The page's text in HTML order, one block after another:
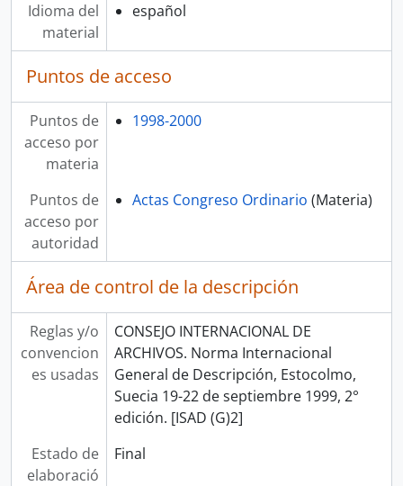
Idioma del
material
español
Puntos de acceso
Puntos de
acceso por
materia
1998-2000
Puntos de
acceso por
autoridad
Actas Congreso Ordinario (Materia)
Área de control de la descripción
Reglas y/o
convencion
es usadas
CONSEJO INTERNACIONAL DE
ARCHIVOS. Norma Internacional
General de Descripción, Estocolmo,
Suecia 19-22 de septiembre 1999, 2°
edición. [ISAD (G)2]
Estado de
elaboració
Final